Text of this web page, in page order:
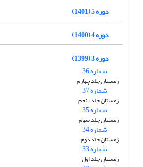
دوره 5 (1401)
دوره 4 (1400)
دوره 3 (1399)
شماره 36
زمستان جلد چهارم
شماره 37
زمستان جلد پنجم
شماره 35
زمستان جلد سوم
شماره 34
زمستان جلد دوم
شماره 33
زمستان جلد اول